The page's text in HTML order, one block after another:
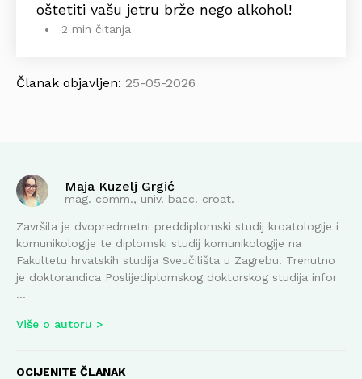
oštetiti vašu jetru brže nego alkohol!
2 min čitanja
Članak objavljen: 25-05-2026
Maja Kuzelj Grgić
mag. comm., univ. bacc. croat.
Završila je dvopredmetni preddiplomski studij kroatologije i
komunikologije te diplomski studij komunikologije na
Fakultetu hrvatskih studija Sveučilišta u Zagrebu. Trenutno
je doktorandica Poslijediplomskog doktorskog studija infor
...
Više o autoru
OCIJENITE ČLANAK